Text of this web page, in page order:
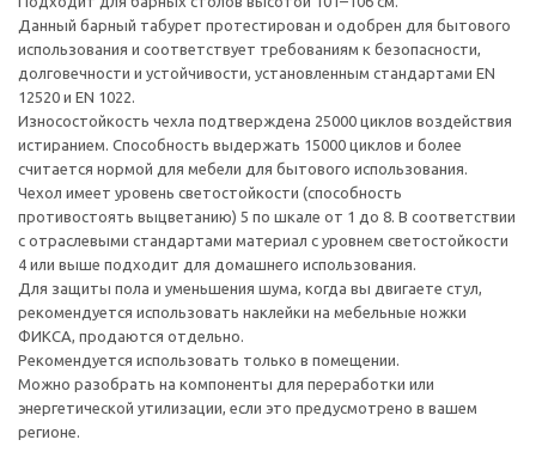
Данный барный табурет протестирован и одобрен для бытового
использования и соответствует требованиям к безопасности,
долговечности и устойчивости, установленным стандартами EN
12520 и EN 1022.
Износостойкость чехла подтверждена 25000 циклов воздействия
истиранием. Способность выдержать 15000 циклов и более
считается нормой для мебели для бытового использования.
Чехол имеет уровень светостойкости (способность
противостоять выцветанию) 5 по шкале от 1 до 8. В соответствии
с отраслевыми стандартами материал с уровнем светостойкости
4 или выше подходит для домашнего использования.
Для защиты пола и уменьшения шума, когда вы двигаете стул,
рекомендуется использовать наклейки на мебельные ножки
ФИКСА, продаются отдельно.
Рекомендуется использовать только в помещении.
Можно разобрать на компоненты для переработки или
энергетической утилизации, если это предусмотрено в вашем
регионе.